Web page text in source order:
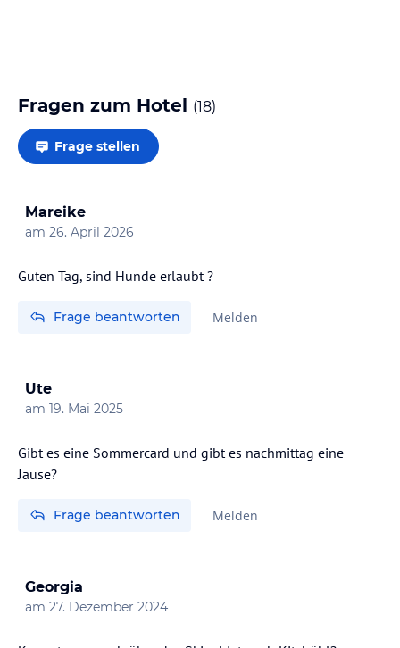
Fragen zum Hotel (18)
Frage stellen
Mareike
am 26. April 2026
Guten Tag, sind Hunde erlaubt ?
Frage beantworten Melden
Ute
am 19. Mai 2025
Gibt es eine Sommercard und gibt es nachmittag eine
Jause?
Frage beantworten Melden
Georgia
am 27. Dezember 2024